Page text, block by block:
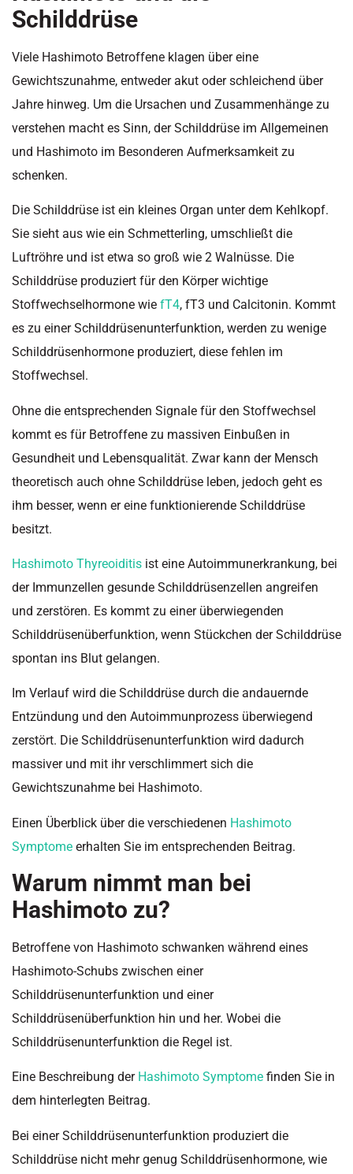
Schilddrüse
Viele Hashimoto Betroffene klagen über eine
Gewichtszunahme, entweder akut oder schleichend über
Jahre hinweg. Um die Ursachen und Zusammenhänge zu
verstehen macht es Sinn, der Schilddrüse im Allgemeinen
und Hashimoto im Besonderen Aufmerksamkeit zu
schenken.
Die Schilddrüse ist ein kleines Organ unter dem Kehlkopf.
Sie sieht aus wie ein Schmetterling, umschließt die
Luftröhre und ist etwa so groß wie 2 Walnüsse. Die
Schilddrüse produziert für den Körper wichtige
Stoffwechselhormone wie fT4, fT3 und Calcitonin. Kommt
es zu einer Schilddrüsenunterfunktion, werden zu wenige
Schilddrüsenhormone produziert, diese fehlen im
Stoffwechsel.
Ohne die entsprechenden Signale für den Stoffwechsel
kommt es für Betroffene zu massiven Einbußen in
Gesundheit und Lebensqualität. Zwar kann der Mensch
theoretisch auch ohne Schilddrüse leben, jedoch geht es
ihm besser, wenn er eine funktionierende Schilddrüse
besitzt.
Hashimoto Thyreoiditis ist eine Autoimmunerkrankung, bei
der Immunzellen gesunde Schilddrüsenzellen angreifen
und zerstören. Es kommt zu einer überwiegenden
Schilddrüsenüberfunktion, wenn Stückchen der Schilddrüse
spontan ins Blut gelangen.
Im Verlauf wird die Schilddrüse durch die andauernde
Entzündung und den Autoimmunprozess überwiegend
zerstört. Die Schilddrüsenunterfunktion wird dadurch
massiver und mit ihr verschlimmert sich die
Gewichtszunahme bei Hashimoto.
Einen Überblick über die verschiedenen Hashimoto
Symptome erhalten Sie im entsprechenden Beitrag.
Warum nimmt man bei
Hashimoto zu?
Betroffene von Hashimoto schwanken während eines
Hashimoto-Schubs zwischen einer
Schilddrüsenunterfunktion und einer
Schilddrüsenüberfunktion hin und her. Wobei die
Schilddrüsenunterfunktion die Regel ist.
Eine Beschreibung der Hashimoto Symptome finden Sie in
dem hinterlegten Beitrag.
Bei einer Schilddrüsenunterfunktion produziert die
Schilddrüse nicht mehr genug Schilddrüsenhormone, wie